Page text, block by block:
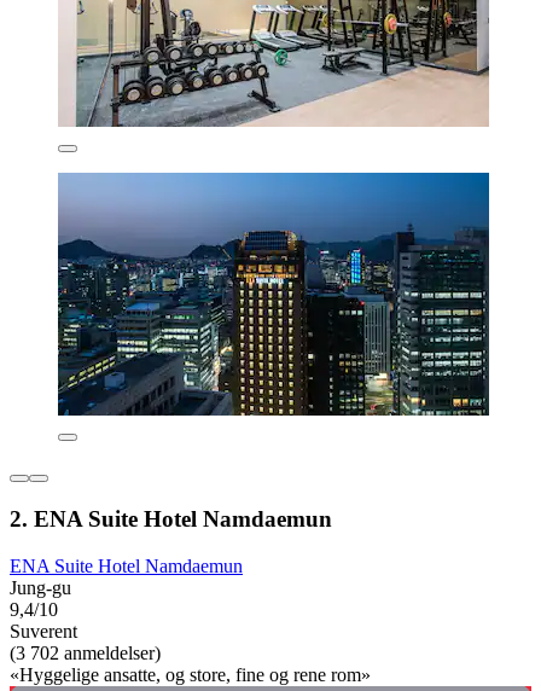
2. ENA Suite Hotel Namdaemun
ENA Suite Hotel Namdaemun
Jung-gu
9,4/10
Suverent
(3 702 anmeldelser)
«Hyggelige ansatte, og store, fine og rene rom»